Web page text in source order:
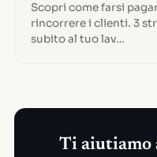
Scopri come farsi
rincorrere i clienti. 3
subito al tuo lav…
Ti aiutiamo